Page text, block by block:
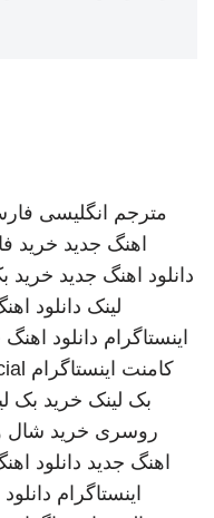
مترجم انگلیسی
اهنگ جدید خرید
دانلود اهنگ جدید خرید
لینک دانلود
اینستاگرام دانلود
کامنت اینستاگرام
بک لینک خرید بک
روسری خرید
اهنگ جدید دانلود
اینستاگرام